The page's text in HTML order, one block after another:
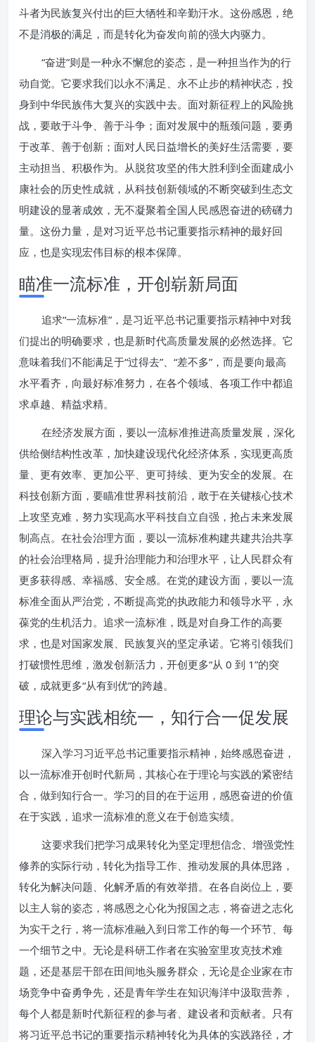
斗者为民族复兴付出的巨大牺牲和辛勤汗水。这份感恩，绝
不是消极的满足，而是转化为奋发向前的强大内驱力。
“奋进”则是一种永不懈怠的姿态，是一种担当作为的行
动自觉。它要求我们以永不满足、永不止步的精神状态，投
身到中华民族伟大复兴的实践中去。面对新征程上的风险挑
战，要敢于斗争、善于斗争；面对发展中的瓶颈问题，要勇
于改革、善于创新；面对人民日益增长的美好生活需要，要
主动担当、积极作为。从脱贫攻坚的伟大胜利到全面建成小
康社会的历史性成就，从科技创新领域的不断突破到生态文
明建设的显著成效，无不凝聚着全国人民感恩奋进的磅礴力
量。这份力量，是对习近平总书记重要指示精神的最好回
应，也是实现宏伟目标的根本保障。
瞄准一流标准，开创崭新局面
追求“一流标准”，是习近平总书记重要指示精神中对我
们提出的明确要求，也是新时代高质量发展的必然选择。它
意味着我们不能满足于“过得去”、“差不多”，而是要向最高
水平看齐，向最好标准努力，在各个领域、各项工作中都追
求卓越、精益求精。
在经济发展方面，要以一流标准推进高质量发展，深化
供给侧结构性改革，加快建设现代化经济体系，实现更高质
量、更有效率、更加公平、更可持续、更为安全的发展。在
科技创新方面，要瞄准世界科技前沿，敢于在关键核心技术
上攻坚克难，努力实现高水平科技自立自强，抢占未来发展
制高点。在社会治理方面，要以一流标准构建共建共治共享
的社会治理格局，提升治理能力和治理水平，让人民群众有
更多获得感、幸福感、安全感。在党的建设方面，要以一流
标准全面从严治党，不断提高党的执政能力和领导水平，永
葆党的生机活力。追求一流标准，既是对自身工作的高要
求，也是对国家发展、民族复兴的坚定承诺。它将引领我们
打破惯性思维，激发创新活力，开创更多“从 0 到 1”的突
破，成就更多“从有到优”的跨越。
理论与实践相统一，知行合一促发展
深入学习习近平总书记重要指示精神，始终感恩奋进，
以一流标准开创时代新局，其核心在于理论与实践的紧密结
合，做到知行合一。学习的目的在于运用，感恩奋进的价值
在于实践，追求一流标准的意义在于创造实绩。
这要求我们把学习成果转化为坚定理想信念、增强党性
修养的实际行动，转化为指导工作、推动发展的具体思路，
转化为解决问题、化解矛盾的有效举措。在各自岗位上，要
以主人翁的姿态，将感恩之心化为报国之志，将奋进之志化
为实干之行，将一流标准融入到日常工作的每一个环节、每
一个细节之中。无论是科研工作者在实验室里攻克技术难
题，还是基层干部在田间地头服务群众，无论是企业家在市
场竞争中奋勇争先，还是青年学生在知识海洋中汲取营养，
每个人都是新时代新征程的参与者、建设者和贡献者。只有
将习近平总书记的重要指示精神转化为具体的实践路径，才